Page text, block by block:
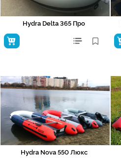
Hydra Delta 365 Про
Hydra Nova 550 Люкс